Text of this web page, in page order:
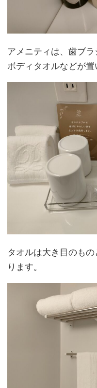
アメニティは、歯ブラ
ボディタオルなどが置
タオルは大き目のも
ります。